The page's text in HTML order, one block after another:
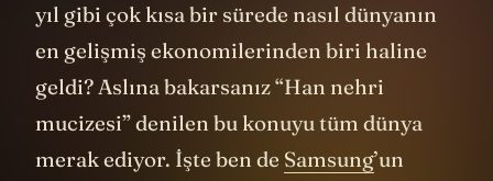
yıl gibi çok kısa bir sürede nasıl dünyanın
en gelişmiş ekonomilerinden biri haline
geldi? Aslına bakarsanız “Han nehri
mucizesi” denilen bu konuyu tüm dünya
merak ediyor. İşte ben de Samsung’un